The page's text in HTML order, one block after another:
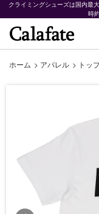
クライミングシューズは国内最
時
ホーム > アパレル > トッ